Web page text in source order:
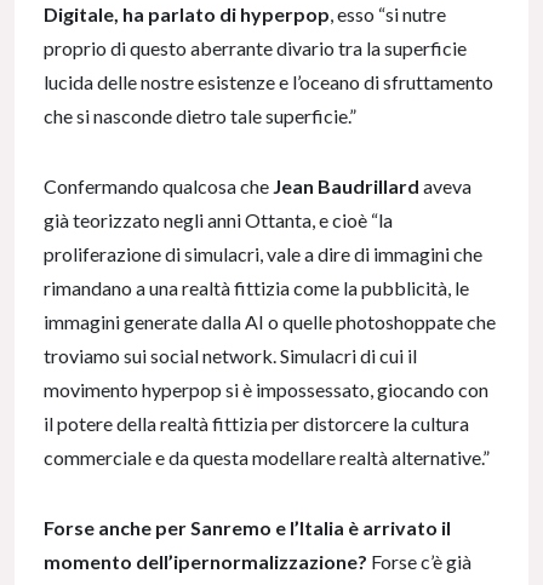
Digitale, ha parlato di hyperpop, esso “si nutre
proprio di questo aberrante divario tra la superficie
lucida delle nostre esistenze e l’oceano di sfruttamento
che si nasconde dietro tale superficie.”
Confermando qualcosa che Jean Baudrillard aveva
già teorizzato negli anni Ottanta, e cioè “la
proliferazione di simulacri, vale a dire di immagini che
rimandano a una realtà fittizia come la pubblicità, le
immagini generate dalla AI o quelle photoshoppate che
troviamo sui social network. Simulacri di cui il
movimento hyperpop si è impossessato, giocando con
il potere della realtà fittizia per distorcere la cultura
commerciale e da questa modellare realtà alternative.”
Forse anche per Sanremo e l’Italia è arrivato il
momento dell’ipernormalizzazione? Forse c’è già